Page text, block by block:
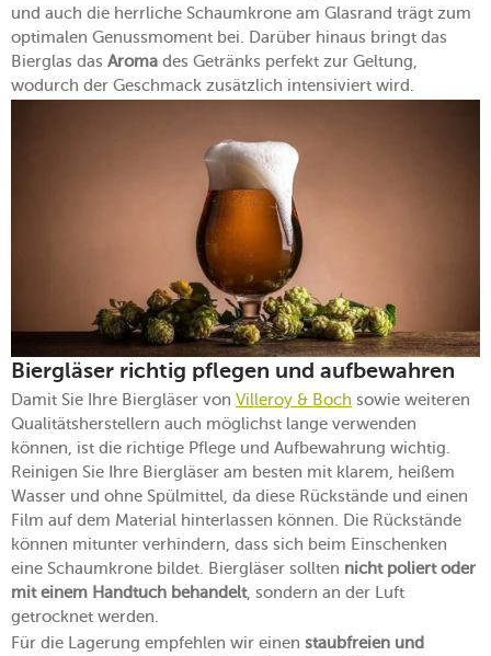
und auch die herrliche Schaumkrone am Glasrand trägt zum
optimalen Genussmoment bei. Darüber hinaus bringt das
Bierglas das Aroma des Getränks perfekt zur Geltung,
wodurch der Geschmack zusätzlich intensiviert wird.
Biergläser richtig pflegen und aufbewahren
Damit Sie Ihre Biergläser von Villeroy & Boch sowie weiteren
Qualitätsherstellern auch möglichst lange verwenden
können, ist die richtige Pflege und Aufbewahrung wichtig.
Reinigen Sie Ihre Biergläser am besten mit klarem, heißem
Wasser und ohne Spülmittel, da diese Rückstände und einen
Film auf dem Material hinterlassen können. Die Rückstände
können mitunter verhindern, dass sich beim Einschenken
eine Schaumkrone bildet. Biergläser sollten nicht poliert oder
mit einem Handtuch behandelt, sondern an der Luft
getrocknet werden.
Für die Lagerung empfehlen wir einen staubfreien und